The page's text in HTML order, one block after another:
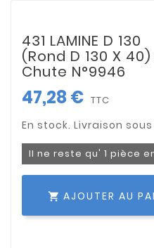
431 LAMINE D 130
(Rond D 130 X 40)
Chute N°9946
47,28 € TTC
Il ne reste qu' 1 pièce
 AJOUTER AU